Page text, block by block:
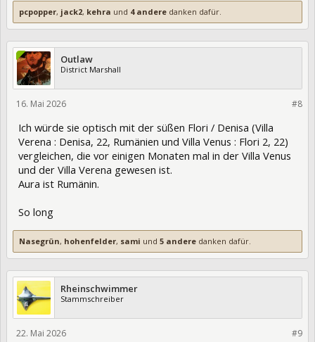
pcpopper, jack2, kehra und 4 andere danken dafür.
Outlaw
District Marshall
#8
16. Mai 2026
Ich würde sie optisch mit der süßen Flori / Denisa (Villa
Verena : Denisa, 22, Rumänien und Villa Venus : Flori 2, 22)
vergleichen, die vor einigen Monaten mal in der Villa Venus
und der Villa Verena gewesen ist.
Aura ist Rumänin.
So long
Nasegrün, hohenfelder, sami und 5 andere danken dafür.
Rheinschwimmer
Stammschreiber
#9
22. Mai 2026